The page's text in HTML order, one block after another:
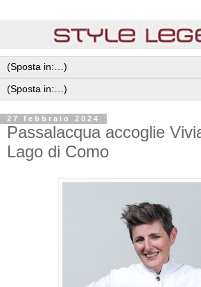
27 febbraio 2024
Passalacqua accoglie
Lago di Como